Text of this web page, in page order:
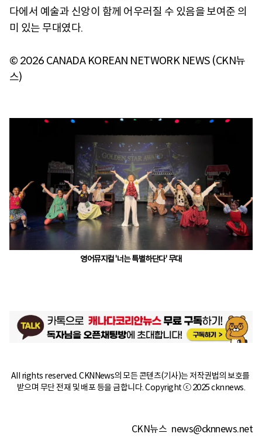
다에서 예술과 신앙이 함께 어우러질 수 있음을 보여준 의
미 있는 무대였다.
© 2026 CANADA KOREAN NETWORK NEWS (CKN뉴
스)
영어뮤지컬 '너는 특별하단다' 무대
All rights reserved. CKNNews의 모든 콘텐츠(기사)는 저작권법의 보호를
받으며 무단 전재 및 배포 등을 금합니다. Copyright ⓒ 2025 cknnews.
CKN뉴스 news@cknnews.net